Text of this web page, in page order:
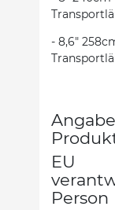
- 8,6"
EU
Person